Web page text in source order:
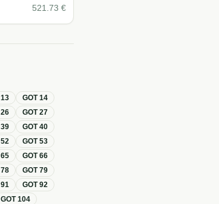
521.73 €
13 GOT14
26 GOT27
39 GOT40
52 GOT53
65 GOT66
78 GOT79
91 GOT92
GOT104